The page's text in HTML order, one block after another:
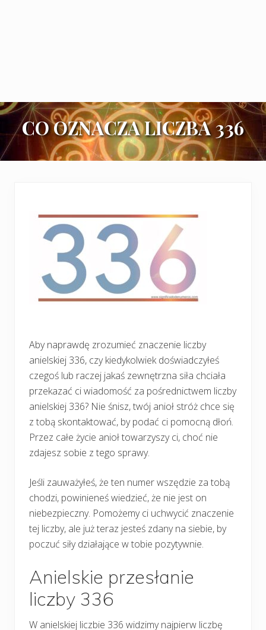
CO OZNACZA LICZBA 336
Aby naprawdę zrozumieć znaczenie liczby
anielskiej 336, czy kiedykolwiek doświadczyłeś
czegoś lub raczej jakaś zewnętrzna siła chciała
przekazać ci wiadomość za pośrednictwem liczby
anielskiej 336? Nie śnisz, twój anioł stróż chce się
z tobą skontaktować, by podać ci pomocną dłoń.
Przez całe życie anioł towarzyszy ci, choć nie
zdajesz sobie z tego sprawy.
Jeśli zauważyłeś, że ten numer wszędzie za tobą
chodzi, powinieneś wiedzieć, że nie jest on
niebezpieczny. Pomożemy ci uchwycić znaczenie
tej liczby, ale już teraz jesteś zdany na siebie, by
poczuć siły działające w tobie pozytywnie.
Anielskie przesłanie
liczby 336
W anielskiej liczbie 336 widzimy najpierw liczbę